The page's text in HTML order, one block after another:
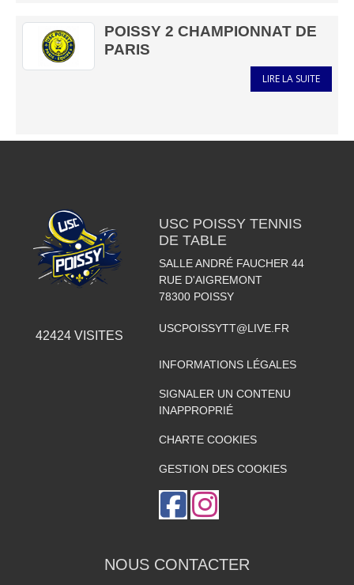
POISSY 2 CHAMPIONNAT DE
PARIS
LIRE LA SUITE
42424VISITES
USC POISSY TENNIS
DE TABLE
SALLE ANDRÉ FAUCHER 44
RUE D'AIGREMONT
78300 POISSY
USCPOISSYTT@LIVE.FR
INFORMATIONS LÉGALES
SIGNALER UN CONTENU
INAPPROPRIÉ
CHARTE COOKIES
GESTION DES COOKIES
NOUS CONTACTER